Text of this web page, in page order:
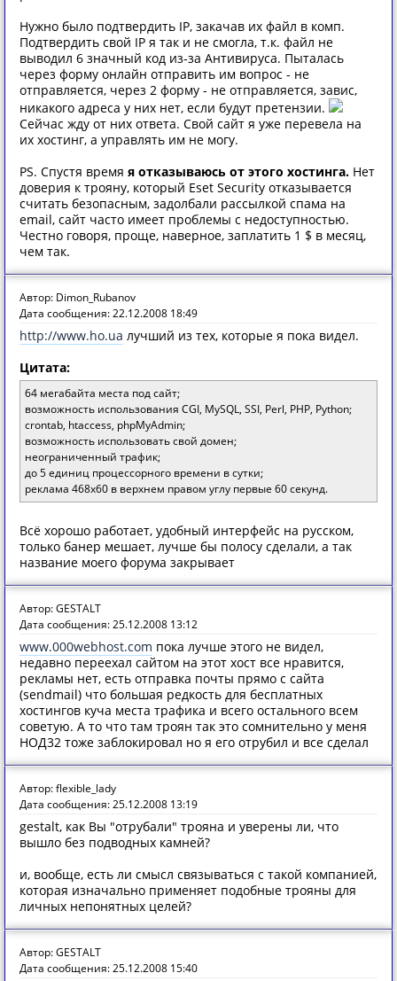
Нужно было подтвердить IP, закачав их файл в комп.
Подтвердить свой IP я так и не смогла, т.к. файл не
выводил 6 значный код из-за Антивируса. Пыталась
через форму онлайн отправить им вопрос - не
отправляется, через 2 форму - не отправляется, завис,
никакого адреса у них нет, если будут претензии.
Сейчас жду от них ответа. Свой сайт я уже перевела на
их хостинг, а управлять им не могу.
PS. Спустя время я отказываюсь от этого хостинга. Нет
доверия к трояну, который Eset Security отказывается
считать безопасным, задолбали рассылкой спама на
email, сайт часто имеет проблемы с недоступностью.
Честно говоря, проще, наверное, заплатить 1 $ в месяц,
чем так.
Автор: Dimon_Rubanov
Дата сообщения: 22.12.2008 18:49
http://www.ho.ua лучший из тех, которые я пока видел.
Цитата:
64 мегабайта места под сайт;
возможность использования CGI, MySQL, SSI, Perl, PHP, Python;
crontab, htaccess, phpMyAdmin;
возможность использовать свой домен;
неограниченный трафик;
до 5 единиц процессорного времени в сутки;
реклама 468x60 в верхнем правом углу первые 60 секунд.
Всё хорошо работает, удобный интерфейс на русском,
только банер мешает, лучше бы полосу сделали, а так
название моего форума закрывает
Автор: GESTALT
Дата сообщения: 25.12.2008 13:12
www.000webhost.com пока лучше этого не видел,
недавно переехал сайтом на этот хост все нравится,
рекламы нет, есть отправка почты прямо с сайта
(sendmail) что большая редкость для бесплатных
хостингов куча места трафика и всего остального всем
советую. А то что там троян так это сомнительно у меня
НОД32 тоже заблокировал но я его отрубил и все сделал
Автор: flexible_lady
Дата сообщения: 25.12.2008 13:19
gestalt, как Вы "отрубали" трояна и уверены ли, что
вышло без подводных камней?
и, вообще, есть ли смысл связываться с такой компанией,
которая изначально применяет подобные трояны для
личных непонятных целей?
Автор: GESTALT
Дата сообщения: 25.12.2008 15:40